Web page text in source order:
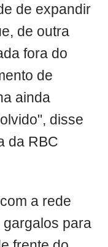
de expandir
de outra
fora do
de
ainda
disse
da RBC
a rede
para